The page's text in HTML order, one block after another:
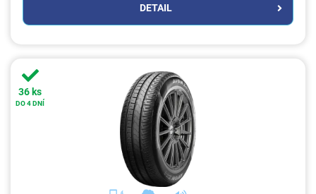
DETAIL
36 ks
DO 4 DNÍ